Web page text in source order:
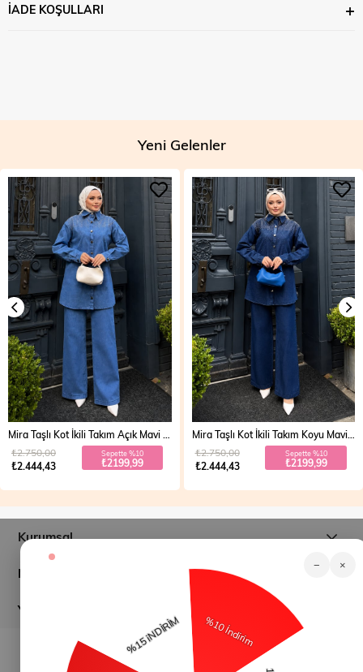
İADE KOŞULLARI
Yeni Gelenler
₺2.444,43
₺2.750,00 Sepette %10
₺2199,99
Mira Taşlı Kot İkili Takım Koyu Mavi 19286
₺2.444,43
₺2.750,00 Sepette %10
₺2199,99
Kurumsal
Müşteri İlişkileri
Yardım
− ×